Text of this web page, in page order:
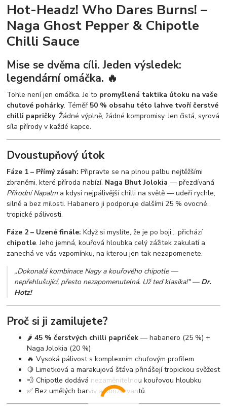
Hot-Headz! Who Dares Burns! –
Naga Ghost Pepper & Chipotle
Chilli Sauce
Mise se dvěma cíli. Jeden výsledek:
legendární omáčka. 🔥
Tohle není jen omáčka. Je to promyšlená taktika útoku na vaše
chuťové pohárky. Téměř 50 % obsahu této lahve tvoří čerstvé
chilli papričky. Žádné výplně, žádné kompromisy. Jen čistá, syrová
síla přírody v každé kapce.
Dvoustupňový útok
Fáze 1 – Přímý zásah: Připravte se na plnou palbu nejtěžšími
zbraněmi, které příroda nabízí. Naga Bhut Jolokia — přezdívaná
Přírodní Napalma kdysi nejpálivější chilli na světě — udeří rychle,
silně a bez milosti. Habanero ji podporuje dalšími 25 % ovocné,
tropické pálivosti.
Fáze 2 – Uzené finále: Když si myslíte, že je po boji... přichází
chipotle. Jeho jemná, kouřová hloubka celý zážitek zakulatí a
zanechá ve vás vzpomínku, na kterou jen tak nezapomenete.
„Dokonalá kombinace Nagy a kouřového chipotle —
nepřehlušující, přesto nezapomenutelná. Už teď klasika!"— Dr.
Hotz!
Proč si ji zamilujete?
🌶️45 % čerstvých chilli papriček — habanero (25 %) +
Naga Jolokia (20 %)
🔥 Vysoká pálivost s komplexním chuťovým profilem
🍋 Limetková a marakujová šťáva přinášejí tropickou svěžest
💨 Chipotle dodává nezaměnitelnou kouřovou hloubku
✅ Bez umělých barviv a konzervantů